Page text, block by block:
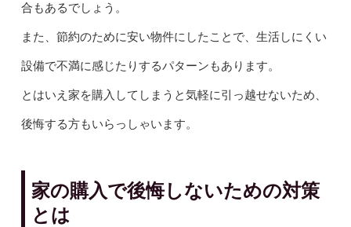
合もあるでしょう。
また、節約のために安い物件にしたことで、生活しにくい
設備で不満に感じたりするパターンもあります。
とはいえ家を購入してしまうと気軽に引っ越せないため、
後悔する方もいらっしゃいます。
家の購入で後悔しないための対策
とは